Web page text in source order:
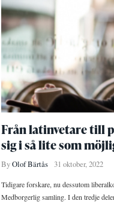
Från latinvetare till
sig i så lite som
ByOlof Bärtås 31 oktober, 2022
Tidigare forskare, nu dessutom
Medborgerlig samling. I den tredje